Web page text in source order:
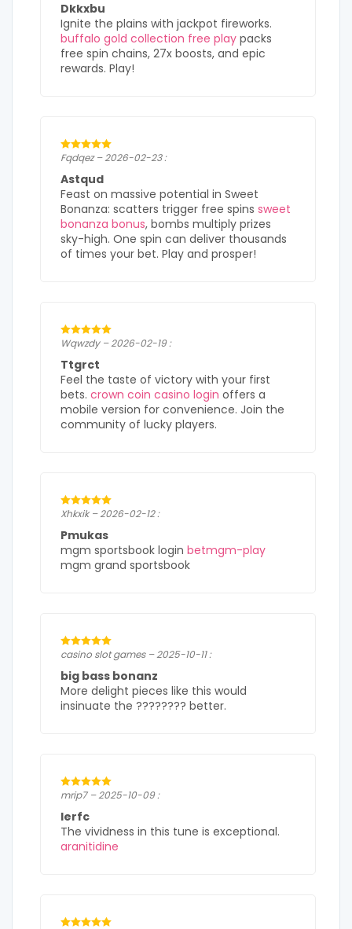
Dkkxbu
Ignite the plains with jackpot fireworks.
buffalo gold collection free play packs
free spin chains, 27x boosts, and epic
rewards. Play!
Fqdqez – 2026-02-23 :
Astqud
Feast on massive potential in Sweet
Bonanza: scatters trigger free spins sweet
bonanza bonus, bombs multiply prizes
sky-high. One spin can deliver thousands
of times your bet. Play and prosper!
Wqwzdy – 2026-02-19 :
Ttgrct
Feel the taste of victory with your first
bets. crown coin casino login offers a
mobile version for convenience. Join the
community of lucky players.
Xhkxik – 2026-02-12 :
Pmukas
mgm sportsbook login betmgm-play
mgm grand sportsbook
casino slot games – 2025-10-11 :
big bass bonanz
More delight pieces like this would
insinuate the ???????? better.
mrip7 – 2025-10-09 :
lerfc
The vividness in this tune is exceptional.
aranitidine